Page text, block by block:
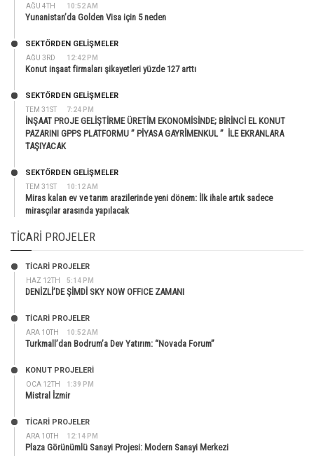
AĞU 4TH 10:52 AM
Yunanistan’da Golden Visa için 5 neden
AĞU 3RD 12:42 PM
SEKTÖRDEN GELIŞMELER
Konut inşaat firmaları şikayetleri yüzde 127 arttı
TEM 31ST 7:24 PM
SEKTÖRDEN GELIŞMELER
İNŞAAT PROJE GELİŞTİRME ÜRETİM EKONOMİSİNDE; BİRİNCİ EL KONUT
PAZARINI GPPS PLATFORMU ” PİYASA GAYRİMENKUL ” İLE EKRANLARA
TAŞIYACAK
TEM 31ST 10:12 AM
SEKTÖRDEN GELIŞMELER
Miras kalan ev ve tarım arazilerinde yeni dönem: İlk ihale artık sadece
mirasçılar arasında yapılacak
TICARI PROJELER
HAZ 12TH 5:14 PM
TİCARİ PROJELER
DENİZLİ’DE ŞİMDİ SKY NOW OFFICE ZAMANI
ARA 10TH 10:52 AM
TİCARİ PROJELER
Turkmall’dan Bodrum’a Dev Yatırım: “Novada Forum”
OCA 12TH 1:39 PM
KONUT PROJELERI
Mistral İzmir
ARA 10TH 12:14 PM
TİCARİ PROJELER
Plaza Görünümlü Sanayi Projesi: Modern Sanayi Merkezi